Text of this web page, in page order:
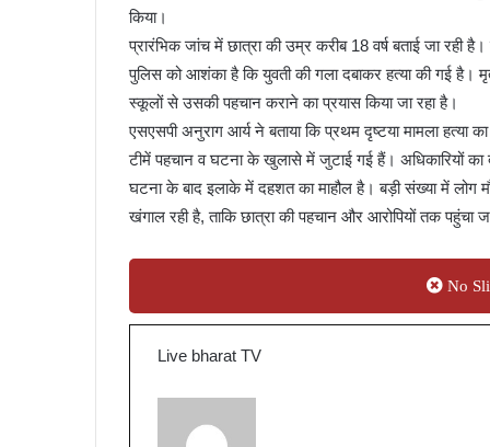
किया।
प्रारंभिक जांच में छात्रा की उम्र करीब 18 वर्ष बताई जा
पुलिस को आशंका है कि युवती की गला दबाकर हत्या की गई
स्कूलों से उसकी पहचान कराने का प्रयास किया जा रहा है।
एसएसपी अनुराग आर्य ने बताया कि प्रथम दृष्टया मामला हत्या
टीमें पहचान व घटना के खुलासे में जुटाई गई हैं। अधिकारियों का
घटना के बाद इलाके में दहशत का माहौल है। बड़ी संख्या में
खंगाल रही है, ताकि छात्रा की पहचान और आरोपियों तक पहुंचा
No
Live bharat TV